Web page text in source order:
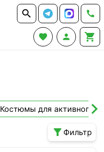
 
  
Костюмы для активного
 Фильтр